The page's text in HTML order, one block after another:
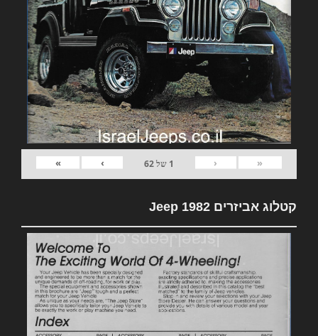
«
‹
1 של62
›
»
קטלוג אביזרים 1982 Jeep